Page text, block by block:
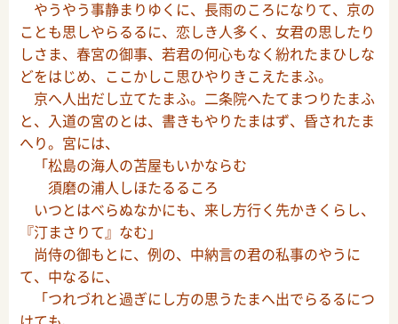
やうやう事静まりゆくに、長雨のころになりて、京の
ことも思しやらるるに、恋しき人多く、女君の思したり
しさま、春宮の御事、若君の何心もなく紛れたまひしな
どをはじめ、ここかしこ思ひやりきこえたまふ。
京へ人出だし立てたまふ。二条院へたてまつりたまふ
と、入道の宮のとは、書きもやりたまはず、昏されたま
へり。宮には、
「松島の海人の苫屋もいかならむ
須磨の浦人しほたるるころ
いつとはべらぬなかにも、来し方行く先かきくらし、
『汀まさりて』なむ」
尚侍の御もとに、例の、中納言の君の私事のやうに
て、中なるに、
「つれづれと過ぎにし方の思うたまへ出でらるるにつ